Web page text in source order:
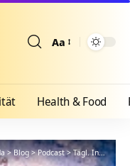
Aa
Health & Food
>Blog>Podcast>Tägl. Inspiration